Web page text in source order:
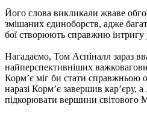
Його слова викликали жваве
змішаних єдиноборств, адже
бої створюють справжню інтригу
Нагадаємо, Том Аспіналл зараз
найперспективніших
Корм’є міг би стати справжньою
наразі Корм’є завершив кар’єру,
підкорювати вершини